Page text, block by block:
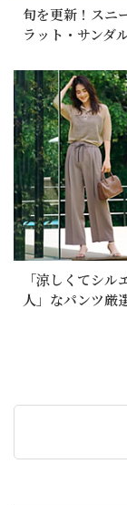
旬を更新！スニ
ラット・サンダ
「涼しくてシル
人」なパンツ厳